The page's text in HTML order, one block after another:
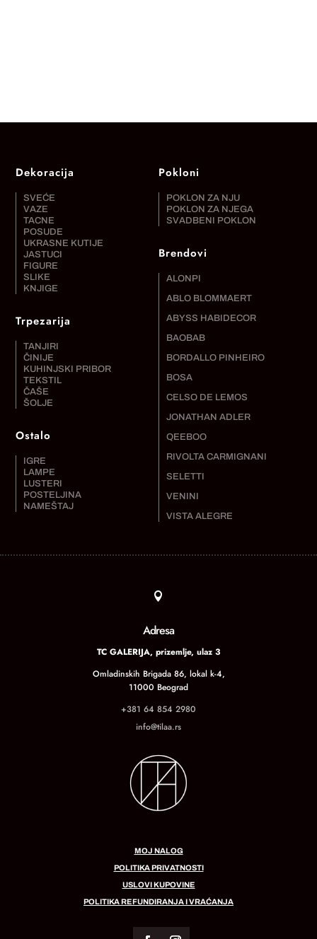
Dekoracija
SVEĆE
VAZE
TACNE
POSUDE
UKRASNE KUTIJE
JASTUCI
FIGURE
SLIKE
KNJIGE
Trpezarija
TANJIRI
ČINIJE
KUHINJSKI PRIBOR
TEKSTIL
ČAŠE
ŠOLJE
Ostalo
IGRE
LAMPE
LUSTERI
POSTELJINA
NAMEŠTAJ
Pokloni
POKLON ZA NJU
POKLON ZA NJEGA
SVADBENI POKLON
Brendovi
ALONPI
ABLO BLOMMAERT
ABYSS HABIDECOR
BAOBAB
BORDALLO PINHEIRO
BOSA
CELSO DE LEMOS
JONATHAN ADLER
QEEBOO
RIVOLTA CARMIGNANI
SELETTI
VENINI
VISTA ALEGRE

Adresa
TC GALERIJA, prizemlje, ulaz 3
Omladinskih Brigada 86, lokal k-4,
11000 Beograd
+381 64 854 2980
info@tilaa.rs
MOJ NALOG
POLITIKA PRIVATNOSTI
USLOVI KUPOVINE
POLITIKA REFUNDIRANJA I VRAĆANJA